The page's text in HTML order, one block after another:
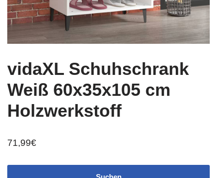
vidaXL Schuhschrank
Weiß 60x35x105 cm
Holzwerkstoff
71,99€